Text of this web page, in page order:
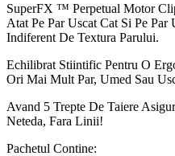
SuperFX ™ Perpetual Motor
Atat Pe Par Uscat Cat Si Pe
Indiferent De Textura Parului.
Echilibrat Stiintific Pentru O
Ori Mai Mult Par, Umed Sau
Avand 5 Trepte De Taiere
Neteda, Fara Linii!
Pachetul Contine: